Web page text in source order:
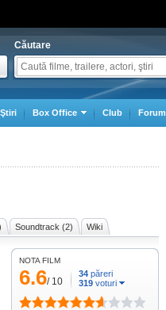
Căutare
Ştiri Box Office Club Forum
Soundtrack (2) Wiki
NOTA FILM
6.6/ 10
34 păreri
319 voturi